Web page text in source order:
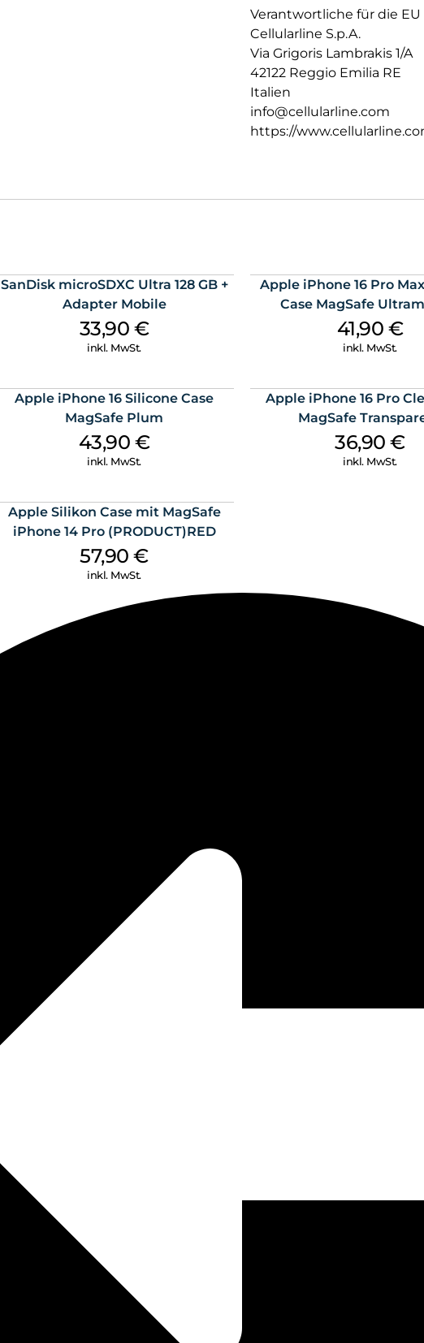
Verantwortliche für die EU
Cellularline S.p.A.
Via Grigoris Lambrakis 1/A
42122 Reggio Emilia RE
Italien
info@cellularline.com
https://
SanDisk microSDXC Ultra 128 GB +
Adapter Mobile
33,90 €
inkl. MwSt.
Apple iPhone 16 Pro
Case MagSafe
41,90 €
inkl. MwSt.
Apple iPhone 16 Silicone Case
MagSafe Plum
43,90 €
inkl. MwSt.
Apple iPhone 16 Pro
MagSafe
36,90€
inkl. MwSt.
Apple Silikon Case mit MagSafe
iPhone 14 Pro (PRODUCT)RED
57,90€
inkl. MwSt.